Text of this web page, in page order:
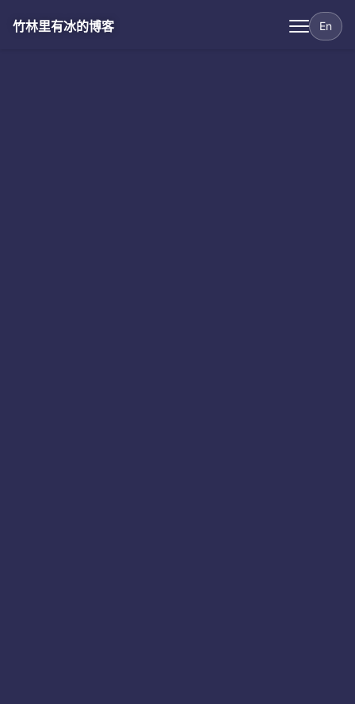
竹林里有冰的博客 En